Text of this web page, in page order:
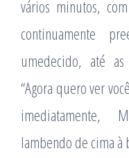
vários minutos,
continuamente
umedecido, até
“Agora quero ver
imediatamente,
lambendo de cima à